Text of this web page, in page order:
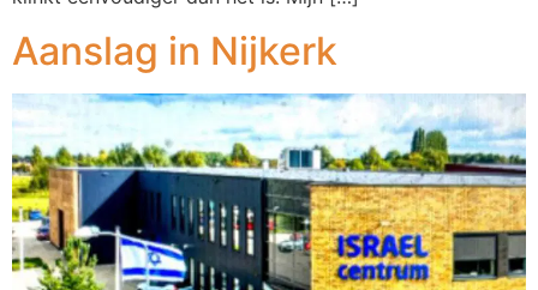
Aanslag in Nijkerk